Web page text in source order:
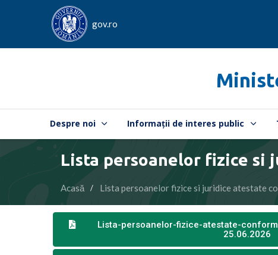
gov.ro
Despre noi Informații de interes public
Lista persoanelor fizice si
Acasă Lista persoanelor fizice si juridice atestate
Lista-persoanelor-fizice-atestate-
25.06.2026